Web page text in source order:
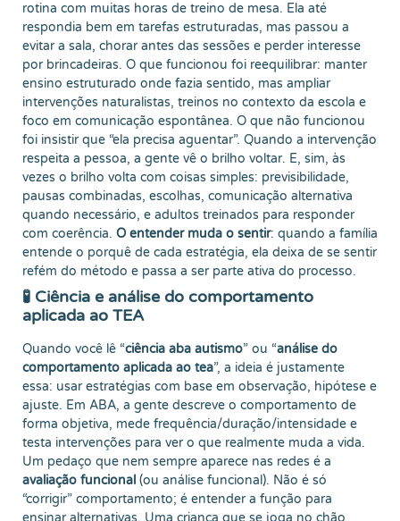
rotina com muitas horas de treino de mesa. Ela até
respondia bem em tarefas estruturadas, mas passou a
evitar a sala, chorar antes das sessões e perder interesse
por brincadeiras. O que funcionou foi reequilibrar: manter
ensino estruturado onde fazia sentido, mas ampliar
intervenções naturalistas, treinos no contexto da escola e
foco em comunicação espontânea. O que não funcionou
foi insistir que “ela precisa aguentar”. Quando a intervenção
respeita a pessoa, a gente vê o brilho voltar. E, sim, às
vezes o brilho volta com coisas simples: previsibilidade,
pausas combinadas, escolhas, comunicação alternativa
quando necessário, e adultos treinados para responder
com coerência. O entender muda o sentir: quando a família
entende o porquê de cada estratégia, ela deixa de se sentir
refém do método e passa a ser parte ativa do processo.
🧪 Ciência e análise do comportamento
aplicada ao TEA
Quando você lê “ciência aba autismo” ou “análise do
comportamento aplicada ao tea”, a ideia é justamente
essa: usar estratégias com base em observação, hipótese e
ajuste. Em ABA, a gente descreve o comportamento de
forma objetiva, mede frequência/duração/intensidade e
testa intervenções para ver o que realmente muda a vida.
Um pedaço que nem sempre aparece nas redes é a
avaliação funcional (ou análise funcional). Não é só
“corrigir” comportamento; é entender a função para
ensinar alternativas. Uma criança que se joga no chão